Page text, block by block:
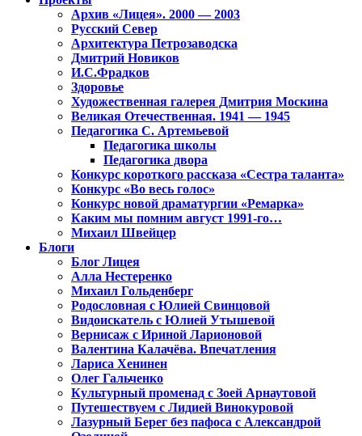
Архив «Лицея». 2000 — 2003
Русский Север
Архитектура Петрозаводска
Дмитрий Новиков
И.С.Фрадков
Здоровье
Художественная галерея Дмитрия Москина
Великая Отечественная. 1941 — 1945
Педагогика С. Артемьевой
Педагогика школы
Педагогика двора
Конкурс короткого рассказа «Сестра таланта»
Конкурс «Во весь голос»
Конкурс новой драматургии «Ремарка»
Каким мы помним август 1991-го…
Михаил Швейцер
Блоги
Блог Лицея
Алла Нестеренко
Михаил Гольденберг
Родословная с Юлией Свинцовой
Видоискатель с Юлией Утышевой
Вернисаж с Ириной Ларионовой
Валентина Калачёва. Впечатления
Лариса Хенинен
Олег Гальченко
Культурный променад с Зоей Арнаутовой
Путешествуем с Лидией Винокуровой
Лазурный Берег без пафоса с Александрой